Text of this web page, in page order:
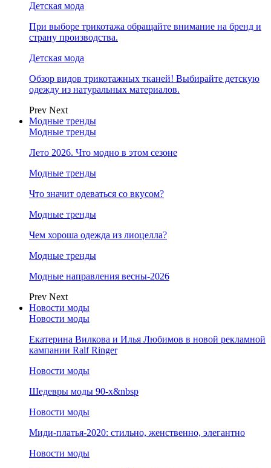
Детская мода
При выборе трикотажа обращайте внимание на бренд и
страну производства.
Детская мода
Обзор видов трикотажных тканей! Выбирайте детскую
одежду из натуральных материалов.
Prev Next
Модные тренды
Модные тренды
Лето 2026. Что модно в этом сезоне
Модные тренды
Что значит одеваться со вкусом?
Модные тренды
Чем хороша одежда из лиоцелла?
Модные тренды
Модные направления весны-2026
Prev Next
Новости моды
Новости моды
Екатерина Вилкова и Илья Любимов в новой рекламной
кампании Ralf Ringer
Новости моды
Шедевры моды 90-х&nbsp
Новости моды
Миди-платья-2020: стильно, женственно, элегантно
Новости моды